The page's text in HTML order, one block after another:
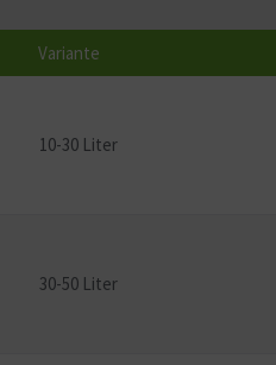
Variante
10-30 Liter
30-50 Liter